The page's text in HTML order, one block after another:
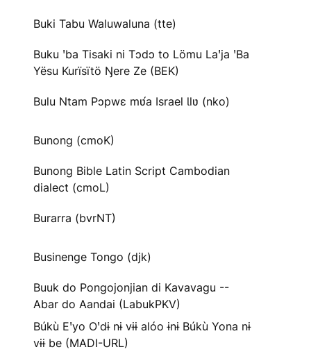
Buki Tabu Waluwaluna (tte)
Buku ꞌba Tisaki ni Tɔdɔ to Lömu Laꞌja ꞌBa
Yësu Kurïsïtö Ŋere Ze (BEK)
Bulu Ntam Pɔpwɛ mʋ́a Israel Ɩlʋ (nko)
Bunong (cmoK)
Bunong Bible Latin Script Cambodian
dialect (cmoL)
Burarra (bvrNT)
Businenge Tongo (djk)
Buuk do Pongojonjian di Kavavagu --
Abar do Aandai (LabukPKV)
Búkù Eꞌyo Oꞌdɨ nɨ vɨɨ alóo ɨnɨ Búkù Yona nɨ
vɨɨ be (MADI-URL)